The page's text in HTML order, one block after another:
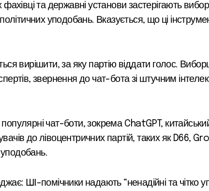
та державні установи застерігають
уподобань. Вказується, що ці
звернення до чат-бота зі штучним
чат-боти, зокрема ChatGPT,
до лівоцентричних партій, таких як D66,
уподобань.
ШІ-помічники надають “ненадійні та чітко